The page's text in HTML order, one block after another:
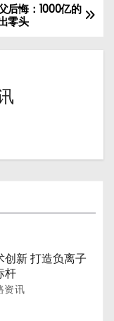
后悔：1000亿的
零头
创新 打造负离子
杆
资讯